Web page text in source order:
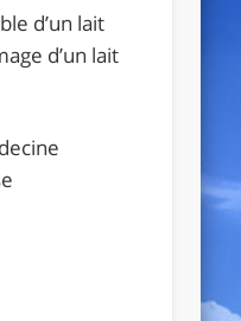
d’un lait
d’un lait